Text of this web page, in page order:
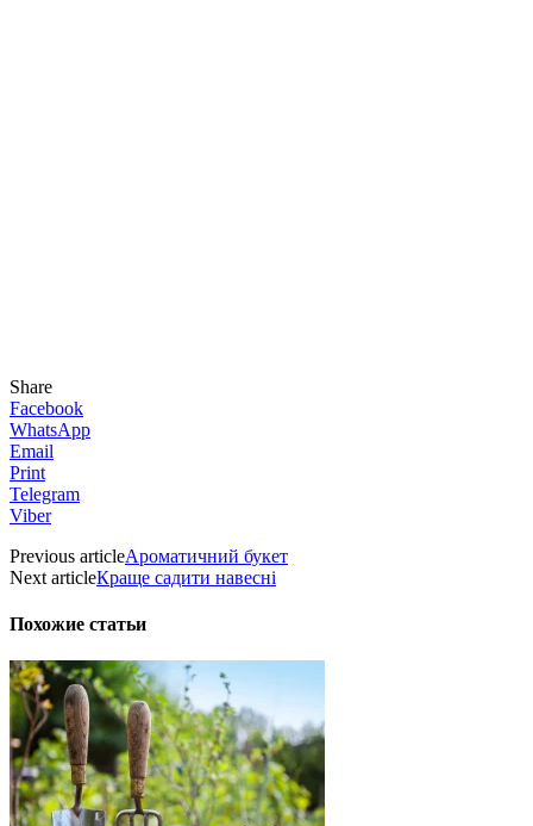
Share
Facebook
WhatsApp
Email
Print
Telegram
Viber
Previous articleАроматичний букет
Next articleКраще садити навесні
Похожие статьи